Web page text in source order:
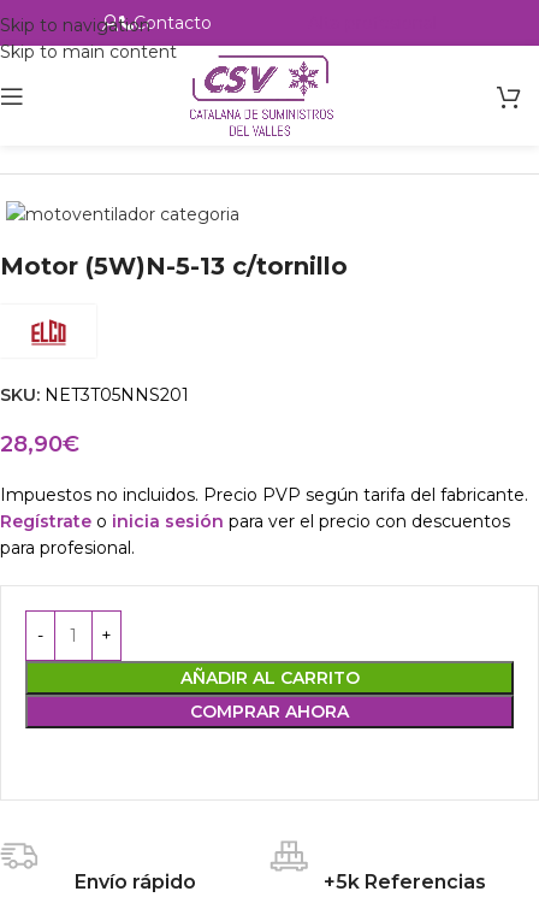
Skip to navigation
Skip to main content
Contacto
Ventilación Motoventiladores
Motor (5W)N-5-13 c/tornillo
SKU: NET3T05NNS201
28,90€
Impuestos no incluidos. Precio PVP según tarifa del fabricante.
Regístrate o inicia sesión para ver el precio con descuentos
para profesional.
AÑADIR AL CARRITO
COMPRAR AHORA
Envío rápido +5k Referencias